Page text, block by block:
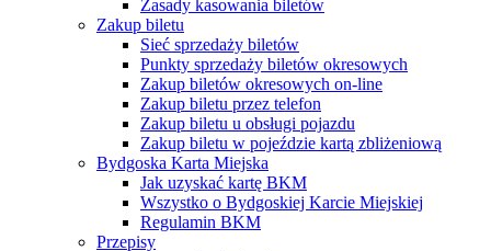
Zasady kasowania biletów
Zakup biletu
Sieć sprzedaży biletów
Punkty sprzedaży biletów okresowych
Zakup biletów okresowych on-line
Zakup biletu przez telefon
Zakup biletu u obsługi pojazdu
Zakup biletu w pojeździe kartą zbliżeniową
Bydgoska Karta Miejska
Jak uzyskać kartę BKM
Wszystko o Bydgoskiej Karcie Miejskiej
Regulamin BKM
Przepisy